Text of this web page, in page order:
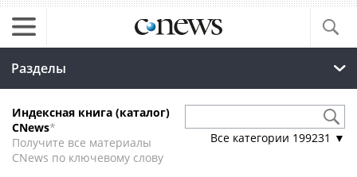
Разделы
Индексная книга (каталог)
CNews*
Получите все материалы
CNews по ключевому слову
Все категории 199231 ▼